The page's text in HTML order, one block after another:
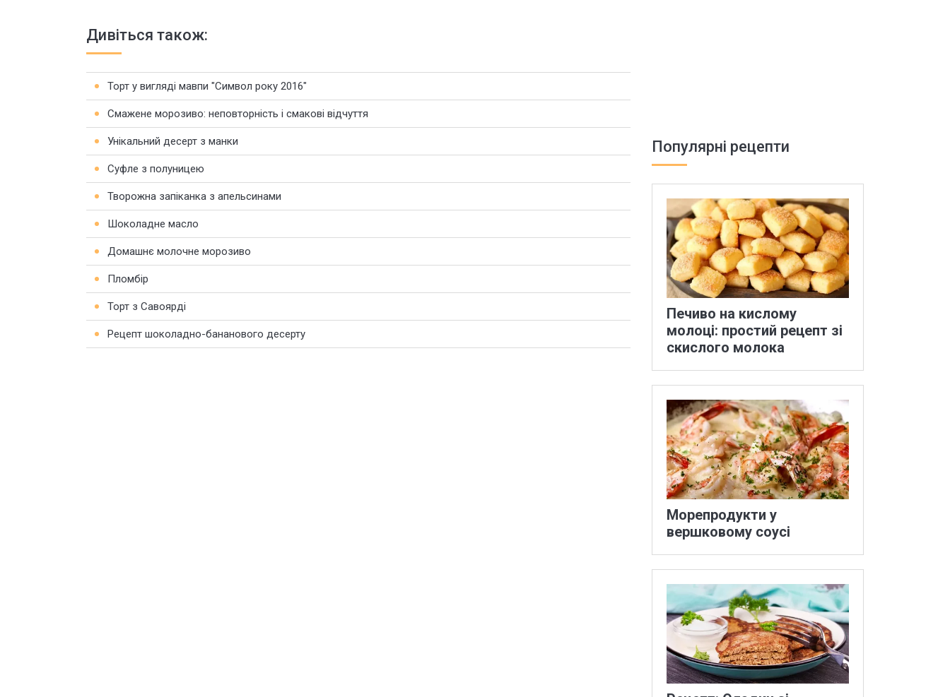
Дивіться також:
Торт у вигляді мавпи "Символ року 2016"
Смажене морозиво: неповторність і смакові відчуття
Унікальний десерт з манки
Суфле з полуницею
Творожна запіканка з апельсинами
Шоколадне масло
Домашнє молочне морозиво
Пломбір
Торт з Савоярді
Рецепт шоколадно-бананового десерту
Популярні рецепти
Печиво на кислому
молоці: простий рецепт зі
скислого молока
Морепродукти у
вершковому соусі